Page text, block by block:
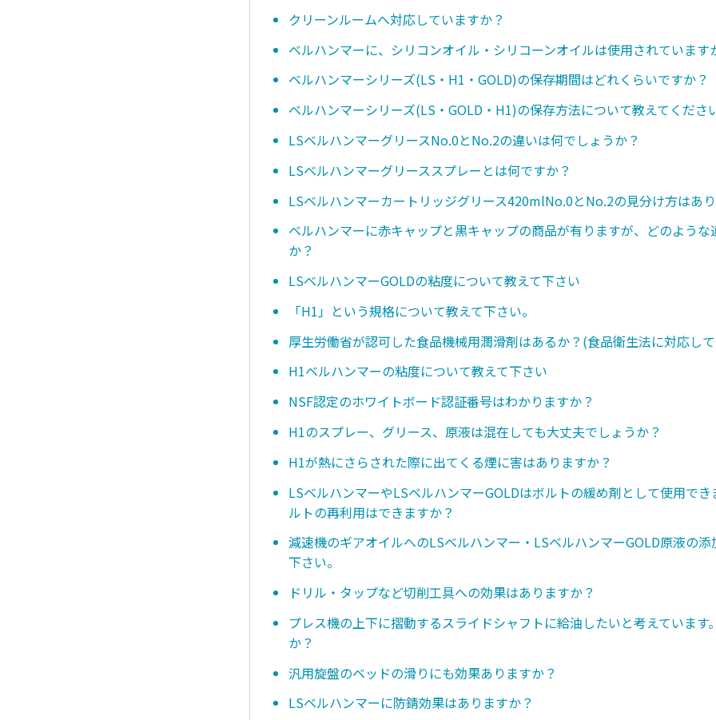
クリーンルームへ対応していますか？
ベルハンマーに、シリコンオイル・シリコーンオイルは使用されています
ベルハンマーシリーズ(LS・H1・GOLD)の保存期間はどれくらいですか？
ベルハンマーシリーズ(LS・GOLD・H1)の保存方法について教えてくださ
LSベルハンマーグリースNo.0とNo.2の違いは何でしょうか？
LSベルハンマーグリーススプレーとは何ですか？
LSベルハンマーカートリッジグリース420mlNo.0とNo.2の見分け方はあ
ベルハンマーに赤キャップと黒キャップの商品が有りますが、どのような
か？
LSベルハンマーGOLDの粘度について教えて下さい
「H1」という規格について教えて下さい。
厚生労働省が認可した食品機械用潤滑剤はあるか？(食品衛生法に対応し
H1ベルハンマーの粘度について教えて下さい
NSF認定のホワイトボード認証番号はわかりますか？
H1のスプレー、グリース、原液は混在しても大丈夫でしょうか？
H1が熱にさらされた際に出てくる煙に害はありますか？
LSベルハンマーやLSベルハンマーGOLDはボルトの緩め剤として使用で
ルトの再利用はできますか？
減速機のギアオイルへのLSベルハンマー・LSベルハンマーGOLD原液の添
下さい。
ドリル・タップなど切削工具への効果はありますか？
プレス機の上下に摺動するスライドシャフトに給油したいと考えています
か？
汎用旋盤のベッドの滑りにも効果ありますか？
LSベルハンマーに防錆効果はありますか？